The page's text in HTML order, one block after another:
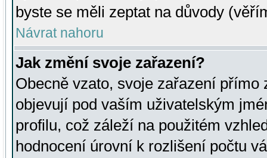
byste se měli zeptat na důvody
Návrat nahoru
Jak změní svoje zařazení?
Obecně vzato, svoje zařazení přímo
objevují pod vaším uživatelským
profilu, což záleží na použitém
hodnocení úrovní k rozlišení počtu